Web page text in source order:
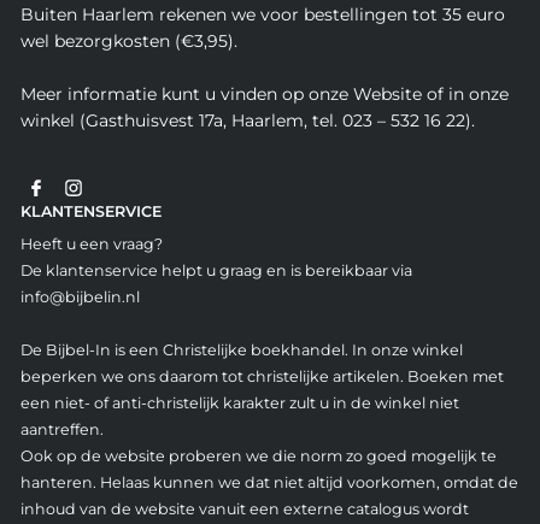
Buiten Haarlem rekenen we voor bestellingen tot 35 euro
wel bezorgkosten (€3,95).
Meer informatie kunt u vinden op onze Website of in onze
winkel (Gasthuisvest 17a, Haarlem, tel. 023 – 532 16 22).
KLANTENSERVICE
Heeft u een vraag?
De klantenservice helpt u graag en is bereikbaar via
info@bijbelin.nl
De Bijbel-In is een Christelijke boekhandel. In onze winkel
beperken we ons daarom tot christelijke artikelen. Boeken met
een niet- of anti-christelijk karakter zult u in de winkel niet
aantreffen.
Ook op de website proberen we die norm zo goed mogelijk te
hanteren. Helaas kunnen we dat niet altijd voorkomen, omdat de
inhoud van de website vanuit een externe catalogus wordt